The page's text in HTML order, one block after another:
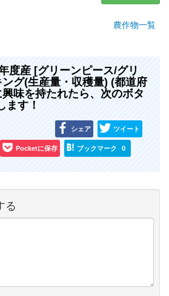
農作物一覧
度産 [グリーンピース/グリ
グ(生産量・収穫量) (都道府
味を持たれたら、次のボタ
ます！
シェア ツイート
Pocketに保存 ブックマーク 0
る